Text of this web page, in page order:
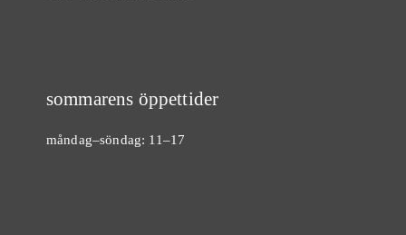
sommarens öppettider
måndag–söndag: 11–17